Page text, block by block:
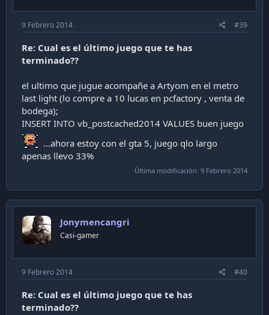
9 Febrero 2014 #39
Re: Cual es el último juego que te has
terminado??
el ultimo que jugue acompañe a Artyom en el metro
last light (lo compre a 10 lucas en pcfactory , venta de
bodega);
INSERT INTO vb_postcached2014 VALUES buen juego
...ahora estoy con el gta 5, juego qlo largo
apenas llevo 33%
Última modificación: 9 Febrero 2014
Jonymencangri
Casi-gamer
9 Febrero 2014 #40
Re: Cual es el último juego que te has
terminado??